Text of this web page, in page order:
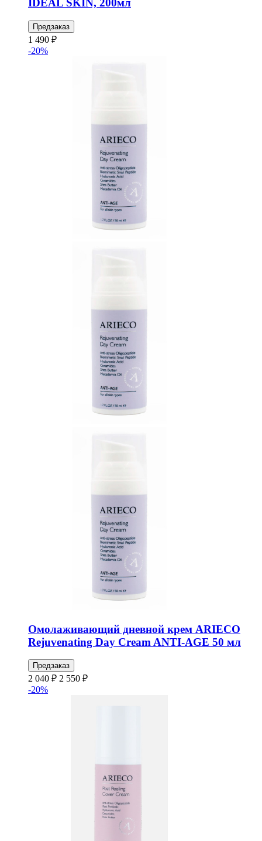
IDEAL SKIN, 200мл
Предзаказ
1 490 ₽
-20%
Омолаживающий дневной крем ARIECO
Rejuvenating Day Cream ANTI-AGE 50 мл
Предзаказ
2 040 ₽ 2 550 ₽
-20%